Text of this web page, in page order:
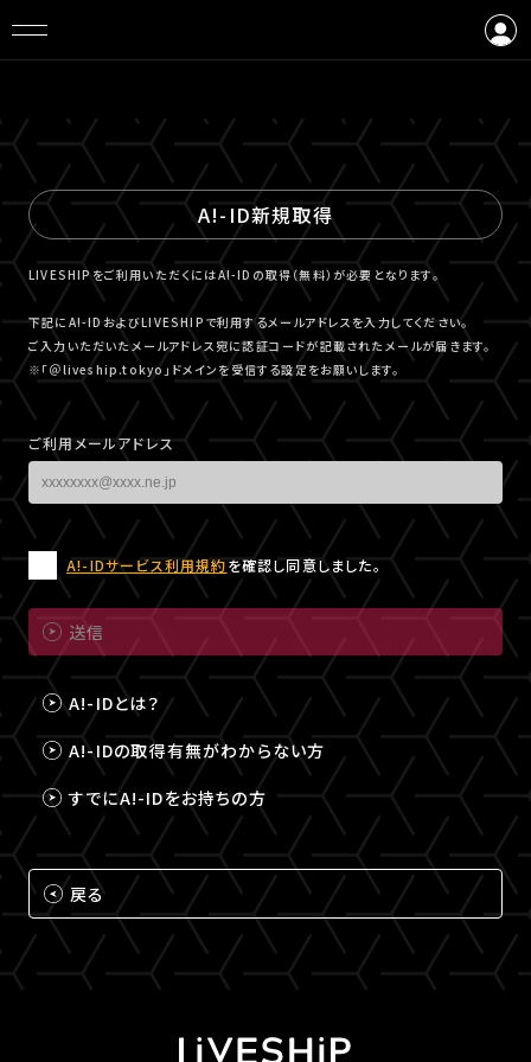
A!-ID新規取得
LIVESHIPをご利用いただくにはA!-IDの取得（無料）が必要となります。
下記にA!-IDおよびLIVESHIPで利用するメールアドレスを入力してください。
ご入力いただいたメールアドレス宛に認証コードが記載されたメールが届きます。
※「＠liveship.tokyo」ドメインを受信する設定をお願いします。
ご利用メールアドレス
A!-IDサービス利用規約を確認し同意しました。
送信
A!-IDとは？
A!-IDの取得有無がわからない方
すでにA!-IDをお持ちの方
戻る